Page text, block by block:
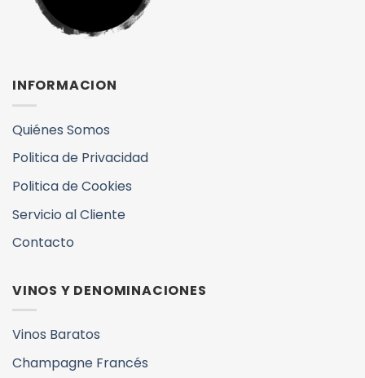
INFORMACION
Quiénes Somos
Politica de Privacidad
Politica de Cookies
Servicio al Cliente
Contacto
VINOS Y DENOMINACIONES
Vinos Baratos
Champagne Francés